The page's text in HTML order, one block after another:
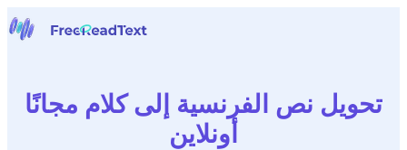
الكلام إلى نص
أدوات
تحويل نص الفرنسية إلى كلام مجانًا
أونلاين